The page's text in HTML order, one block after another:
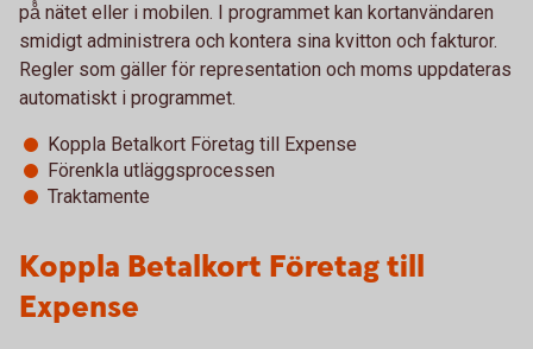
på̊ nätet eller i mobilen. I programmet kan kortanvändaren
smidigt administrera och kontera sina kvitton och fakturor.
Regler som gäller för representation och moms uppdateras
automatiskt i programmet.
Koppla Betalkort Företag till Expense
Förenkla utläggsprocessen
Traktamente
Koppla Betalkort Företag till
Expense